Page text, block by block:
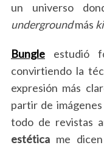
un universo
undergroundmás
Bungleestudió
convirtiendo la
expresión más
partir de
todo de revistas
estéticame dicen